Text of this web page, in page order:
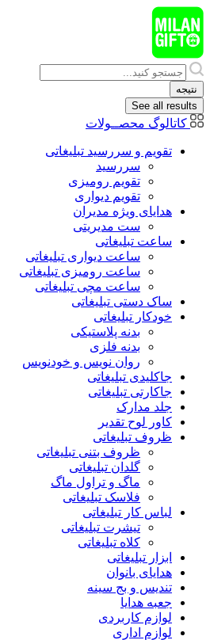
پرش
به
محتوا
Search
...
نتیجه
See all results
کاتالوگ محصــولات
تقویم و سررسید تبلیغاتی
سررسید
تقویم رومیزی
تقویم دیواری
هدایای ويژه مدیران
ست مدیریتی
ساعت تبلیغاتی
ساعت دیواری تبلیغاتی
ساعت رومیزی تبلیغاتی
ساعت مچی تبلیغاتی
ساک دستی تبلیغاتی
خودکار تبلیغاتی
بدنه پلاستیکی
بدنه فلزی
روان نویس و خودنویس
جاکلیدی تبلیغاتی
جاکارتی تبلیغاتی
جلد مدارک
کاور لوح تقدیر
ظروف تبلیغاتی
ظروف بتنی تبلیغاتی
گلدان تبلیغاتی
ماگ و تراول ماگ
فلاسک تبلیغاتی
لباس کار تبلیغاتی
تیشرت تبلیغاتی
کلاه تبلیغاتی
ابزار تبلیغاتی
هدایای بانوان
تندیس و بج سینه
جعبه هدایا
لوازم کاربردی
لوازم اداری